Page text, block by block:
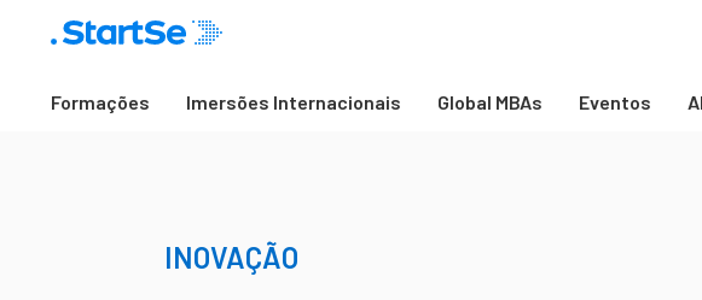
Formações Imersões Internacionais Global MBAs Eventos
INOVAÇÃO